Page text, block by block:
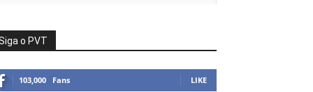
informações sobre possível mudança
para o UFC após novas negociações.
Islam Makhachev: Há concorrentes
o PVT
103,000 Fans LIKE